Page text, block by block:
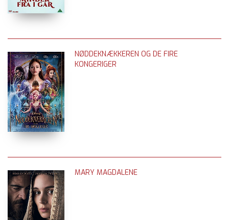
NØDDEKNÆKKEREN OG DE FIRE
KONGERIGER
MARY MAGDALENE